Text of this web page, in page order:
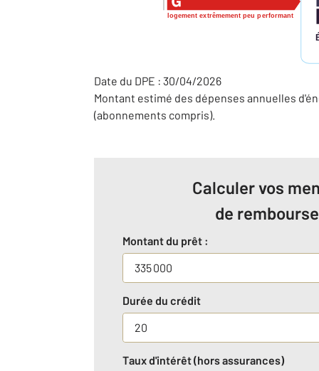
logement extrêmement peu performant
Date du DPE : 30/04/2026
Montant estimé des dépenses annuelles
(abonnements compris).
Calculer vos
de
Montant du prêt :
Durée du crédit
Taux d'intérêt (hors assurances)